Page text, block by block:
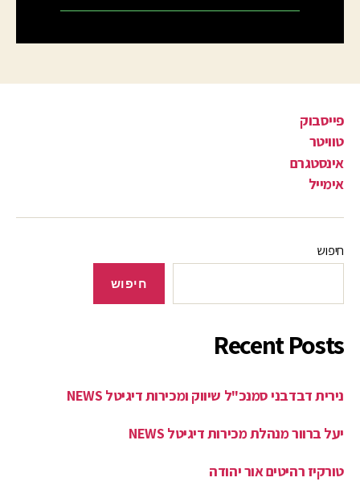
פייסבוק
טוויטר
אינסטגרם
אימייל
חיפוש
חיפוש
Recent Posts
נירית דבדבני סמנכ"ל שיווק ומכירות דיגיטל NEWS
יעל ברוור מנהלת מכירות דיגיטל NEWS
טורקיז רהיטים אור יהודה